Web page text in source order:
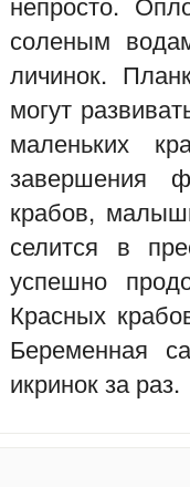
соленым
личинок.
могут
маленьких
завершения
крабов,
селится в
успешно
Красных
Беременная
икринок за раз.